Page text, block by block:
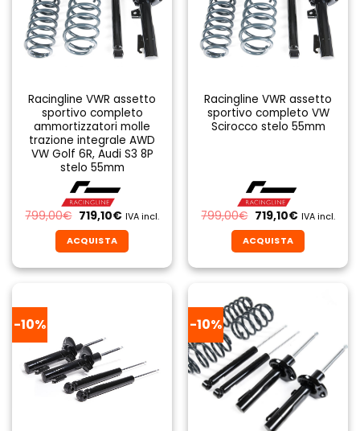
Racingline VWR assetto
sportivo completo
ammortizzatori molle
trazione integrale AWD
VW Golf 6R, Audi S3 8P
stelo 55mm
799,00€ Il
prezzo
originale
era:
799,00€.
719,10€Il
attuale
è:
719,10€.
IVA incl.
ACQUISTA
Racingline VWR assetto
sportivo completo VW
Scirocco stelo 55mm
799,00€ Il
prezzo
originale
era:
799,00€.
719,10€Il
attuale
è:
719,10€.
IVA incl.
ACQUISTA
-10% -10%